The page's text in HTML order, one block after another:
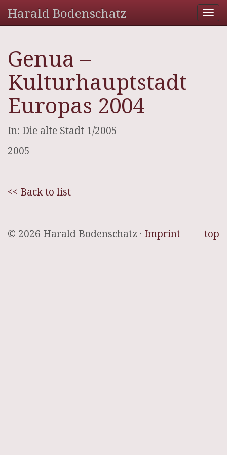
Harald Bodenschatz
Genua –
Kulturhauptstadt
Europas 2004
In: Die alte Stadt 1/2005
2005
<< Back to list
top
© 2026 Harald Bodenschatz · Imprint